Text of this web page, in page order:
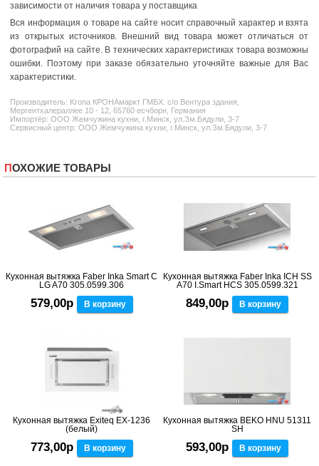
зависимости от наличия товара у поставщика
Вся информация о товаре на сайте носит справочный характер и взята
из открытых источников. Внешний вид товара может отличаться от
фотографий на сайте. В технических характеристиках товара возможны
ошибки. Поэтому при заказе обязательно уточняйте важные для Вас
характеристики.
Производитель: Krona КРОНАмаркт ГМБХ. с/о Вентура здания,
Мергентхалераллее 10 - 12, 65760 есчборн, Германия
Импортёр: ООО Жемчужина кухни, г.Минск, ул.Зм.Бядули, 3-7
Сервисный центр: ООО Жемчужина кухни, г.Минск, ул.Зм.Бядули, 3-7
ПОХОЖИЕ ТОВАРЫ
Кухонная вытяжка Faber Inka Smart C
LG A70 305.0599.306
579,00р В корзину
Кухонная вытяжка Faber Inka ICH SS
A70 I.Smart HCS 305.0599.321
849,00р В корзину
Кухонная вытяжка Exiteq EX-1236
(белый)
773,00р В корзину
Кухонная вытяжка BEKO HNU 51311
SH
593,00р В корзину